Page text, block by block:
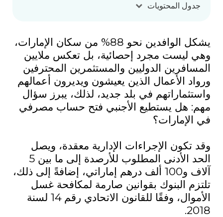
جدول المحتويات
يشكل الوافدين نحو 88% من سكان الإمارات،
وهي ليست مجرد إحصائية، بل تعكس ملايين
المسافرين الدوليين والمستثمرين المحترفين
ورواد الأعمال الذين يعيشون ويديرون أعمالهم
واستثماراتهم في بلد جديد، لذلك، يبرز سؤال
مهم: هل يستطيع الأجنبي فتح حساب مصرفي
في الإمارات؟
وقد تكون الإجراءات الإدارية معقدة، ويصل
الحد الأدنى المطلوب للأرصدة إلى ما بين 5
آلاف و100 ألف درهم إماراتي، إضافةً إلى ذلك،
تلتزم البنوك بقوانين صارمة لمكافحة غسل
الأموال، وفقًا للقانون الاتحادي رقم 14 لسنة
2018.